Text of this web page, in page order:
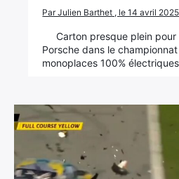
Par Julien Barthet , le 14 avril 2025
Carton presque plein
Porsche dans le
monoplaces 100%